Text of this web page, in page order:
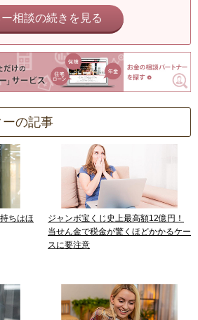
相談の続きを見る
の記事
ちはほ
ジャンボ宝くじ史上最高額12億円！
当せん金で税金が驚くほどかかるケー
スに要注意